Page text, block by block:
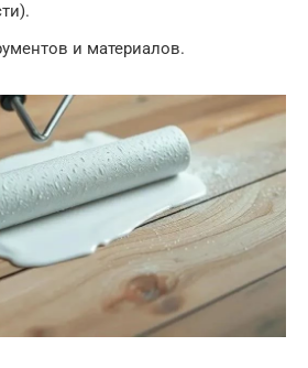
и материалов.